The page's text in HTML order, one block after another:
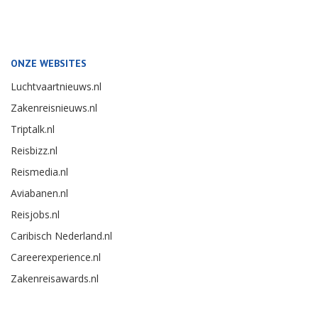
ONZE WEBSITES
Luchtvaartnieuws.nl
Zakenreisnieuws.nl
Triptalk.nl
Reisbizz.nl
Reismedia.nl
Aviabanen.nl
Reisjobs.nl
Caribisch Nederland.nl
Careerexperience.nl
Zakenreisawards.nl